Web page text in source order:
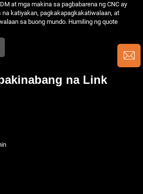
at mga makina sa pagbabarena ng CNC ay
na katiyakan, pagkakapagkakatiwalaan, at
sa buong mundo. Humiling ng quote
na Link